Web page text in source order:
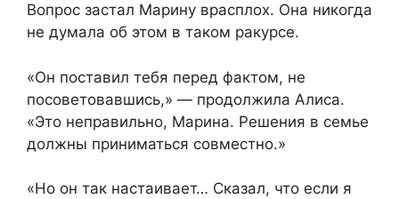
Вопрос застал Марину врасплох. Она никогда
не думала об этом в таком ракурсе.
«Он поставил тебя перед фактом, не
посоветовавшись,» — продолжила Алиса.
«Это неправильно, Марина. Решения в семье
должны приниматься совместно.»
«Но он так настаивает… Сказал, что если я